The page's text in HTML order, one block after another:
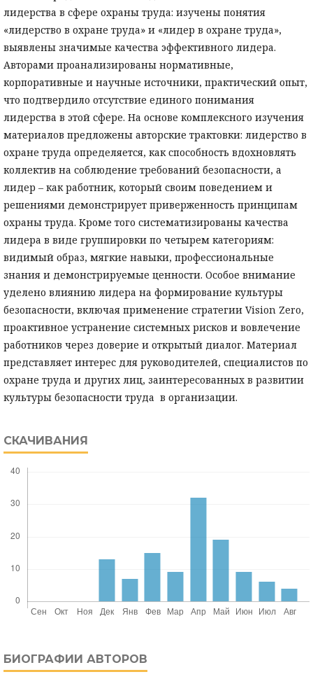
лидерства в сфере охраны труда: изучены понятия
«лидерство в охране труда» и «лидер в охране труда»,
выявлены значимые качества эффективного лидера.
Авторами проанализированы нормативные,
корпоративные и научные источники, практический опыт,
что подтвердило отсутствие единого понимания
лидерства в этой сфере. На основе комплексного изучения
материалов предложены авторские трактовки: лидерство в
охране труда определяется, как способность вдохновлять
коллектив на соблюдение требований безопасности, а
лидер – как работник, который своим поведением и
решениями демонстрирует приверженность принципам
охраны труда. Кроме того систематизированы качества
лидера в виде группировки по четырем категориям:
видимый образ, мягкие навыки, профессиональные
знания и демонстрируемые ценности. Особое внимание
уделено влиянию лидера на формирование культуры
безопасности, включая применение стратегии Vision Zero,
проактивное устранение системных рисков и вовлечение
работников через доверие и открытый диалог. Материал
представляет интерес для руководителей, специалистов по
охране труда и других лиц, заинтересованных в развитии
культуры безопасности труда в организации.
СКАЧИВАНИЯ
БИОГРАФИИ АВТОРОВ